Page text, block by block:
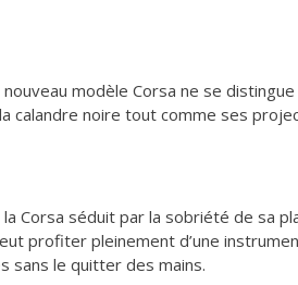
nouveau modèle Corsa ne se
calandre noire tout comme ses
la Corsa séduit par la sobriété de sa
profiter pleinement d’une
sans le quitter des mains.